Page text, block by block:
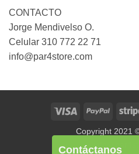
CONTACTO
Jorge Mendivelso O.
Celular 310 772 22 71
info@par4store.com
Visa PayPal
Copyright 2021
Contáctanos